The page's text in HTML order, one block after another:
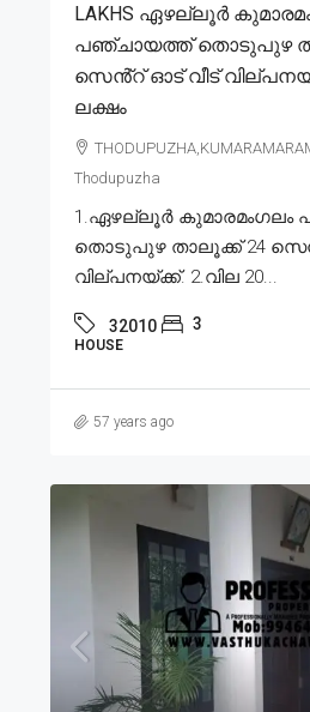
LAKHS ഏഴല്ലൂർ
പഞ്ചായത്ത് തൊടുപുഴ
സെൻ്റ് ഓട് വീട്
ലക്ഷം
Thodupuzha
1.ഏഴല്ലൂർ കുമാരമംഗലം
തൊടുപുഴ താലൂക്ക് 24
വില്പനയ്ക്ക്. 2.വില 20...
32010 3
HOUSE
57 years ago